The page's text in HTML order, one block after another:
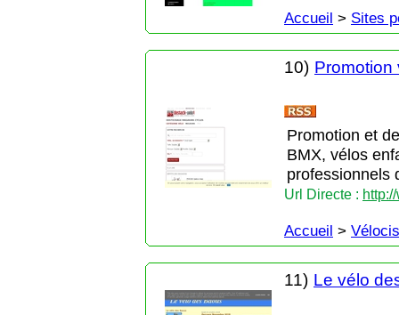
Accueil > Sites
10) Promotion
Promotion et
BMX, vélos
professionnels
Url Directe :
Accueil >
11) Le vélo